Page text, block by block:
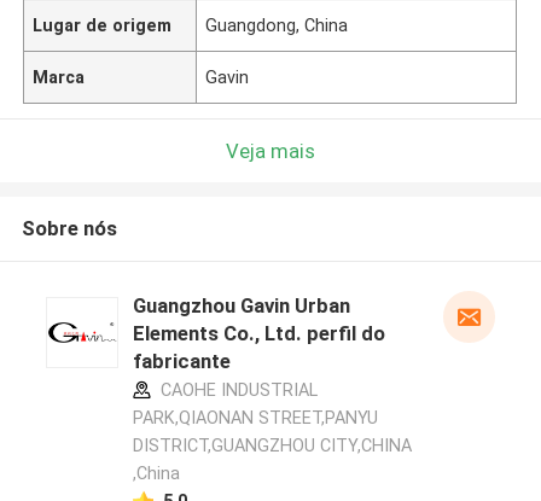
Lugar de origem Guangdong, China
Marca Gavin
Veja mais
Sobre nós
Guangzhou Gavin Urban
Elements Co., Ltd. perfil do
fabricante
CAOHE INDUSTRIAL
PARK,QIAONAN STREET,PANYU
DISTRICT,GUANGZHOU CITY,CHINA
,China